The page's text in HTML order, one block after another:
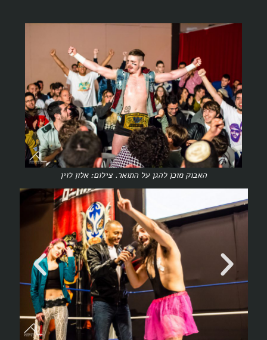
האבוק מוכן להגן על התואר. צילום: אלון לוין